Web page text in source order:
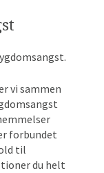
vi sammen
forbundet
til
du helt